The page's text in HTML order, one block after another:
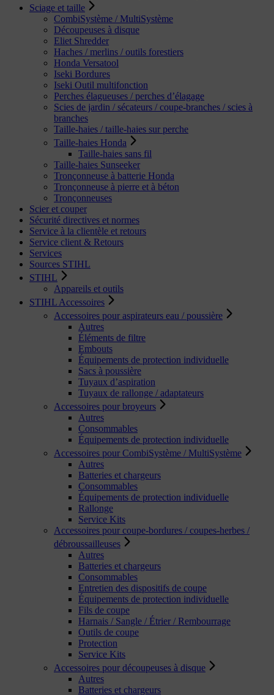
Sciage et taille
CombiSystème / MultiSystème
Découpeuses à disque
Eliet Shredder
Haches / merlins / outils forestiers
Honda Versatool
Iseki Bordures
Iseki Outil multifonction
Perches élagueuses / perches d’élagage
Scies de jardin / sécateurs / coupe-branches / scies à
branches
Taille-haies / taille-haies sur perche
Taille-haies Honda
Taille-haies sans fil
Taille-haies Sunseeker
Tronçonneuse à batterie Honda
Tronçonneuse à pierre et à béton
Tronçonneuses
Scier et couper
Sécurité directives et normes
Service à la clientèle et retours
Service client & Retours
Services
Sources STIHL
STIHL
Appareils et outils
STIHL Accessoires
Accessoires pour aspirateurs eau / poussière
Autres
Éléments de filtre
Embouts
Équipements de protection individuelle
Sacs à poussière
Tuyaux d’aspiration
Tuyaux de rallonge / adaptateurs
Accessoires pour broyeurs
Autres
Consommables
Équipements de protection individuelle
Accessoires pour CombiSystème / MultiSystème
Autres
Batteries et chargeurs
Consommables
Équipements de protection individuelle
Rallonge
Service Kits
Accessoires pour coupe-bordures / coupes-herbes /
débroussailleuses
Autres
Batteries et chargeurs
Consommables
Entretien des dispositifs de coupe
Équipements de protection individuelle
Fils de coupe
Harnais / Sangle / Étrier / Rembourrage
Outils de coupe
Protection
Service Kits
Accessoires pour découpeuses à disque
Autres
Batteries et chargeurs